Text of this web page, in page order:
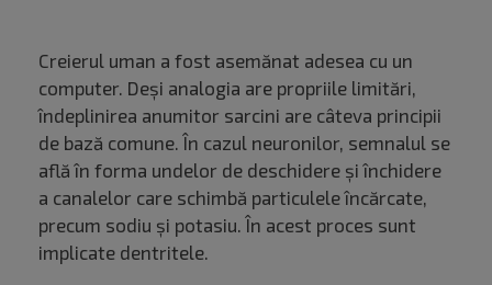
Creierul uman a fost asemănat adesea cu un
computer. Deși analogia are propriile limitări,
îndeplinirea anumitor sarcini are câteva principii
de bază comune. În cazul neuronilor, semnalul se
află în forma undelor de deschidere și închidere
a canalelor care schimbă particulele încărcate,
precum sodiu și potasiu. În acest proces sunt
implicate dentritele.